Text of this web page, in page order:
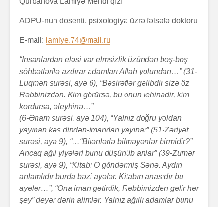
ADPU-nun dosenti, psixologiya üzrə fəlsəfə doktoru
E-mail: lamiye.74@mail.ru
“İnsanlardan eləsi var elmsizlik üzün­dən boş-boş
söhbətlərilə azdırar adam­ları Allah yolundan…” (31-
Luqmən surəsi, ayə 6), “Bəsirətlər gəlibdir sizə öz
Rəbbinizdən. Kim görürsə, bu onun lehinədir, kim
kordursa, əleyhinə…”
(6-Ənam surəsi, ayə 104), “Yalnız doğru yoldan
yayınan kəs dindən-imandan yayınar” (51-Zəriyət
surəsi, ayə 9), “…“Bilənlərlə bilməyənlər birmidir?”
An­caq ağıl yiyələri bunu düşünüb an­lar” (39-Zumər
surəsi, ayə 9), “Kitabı O göndərmiş Sənə. Aydın
anlamlıdır burda bəzi ayələr. Kitabın anasıdır bu
ayələr…”, “Ona iman gətirdik, Rəbbi­miz­dən gəlir hər
şey” deyər dərin alim­lər. Yalnız ağıllı adam­lar bunu